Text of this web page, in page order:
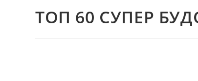
ТОП 60 СУПЕР